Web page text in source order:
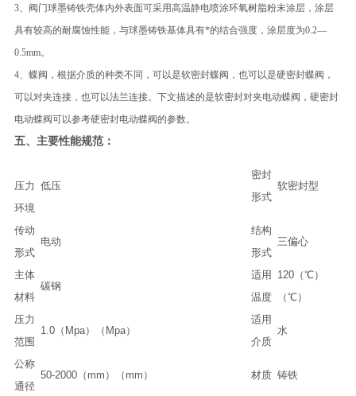
3、阀门球墨铸铁壳体内外表面可采用高温静电喷涂环氧树脂粉末涂层，涂层
具有较高的耐腐蚀性能，与球墨铸铁基体具有*的结合强度，涂层度为0.2—
0.5mm。
4、蝶阀，根据介质的种类不同，可以是软密封蝶阀，也可以是硬密封蝶阀，
可以对夹连接，也可以法兰连接。下文描述的是软密封对夹电动蝶阀，硬密封
电动蝶阀可以参考硬密封电动蝶阀的参数。
五、 主要性能规范：
压力
环境
低压
密封
形式
软密封型
传动
形式
电动
结构
形式
三偏心
主体
材料
碳钢
适用
温度
120（℃）
（℃）
压力
范围
1.0（Mpa）（Mpa）
适用
介质
水
公称
通径
50-2000（mm）（mm） 材质 铸铁